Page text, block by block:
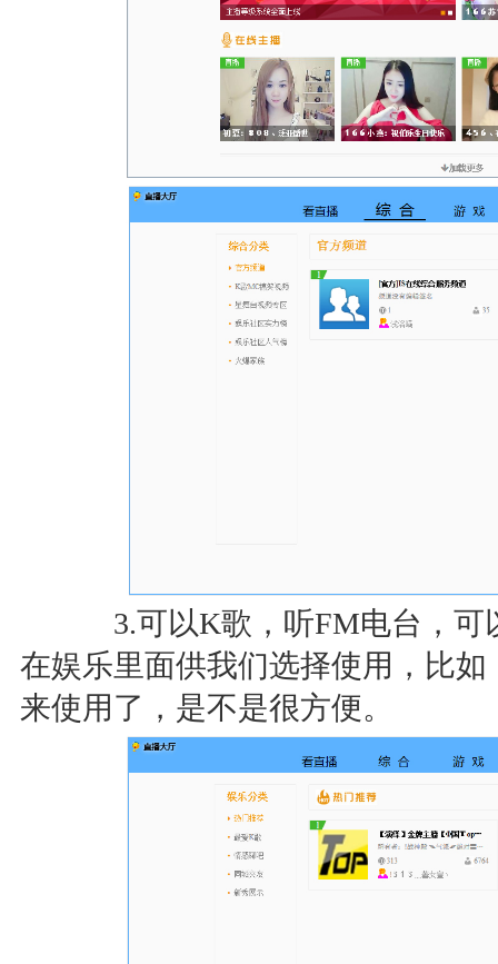
3.可以K歌，听FM电台，可
在娱乐里面供我们选择使用，比
来使用了，是不是很方便。